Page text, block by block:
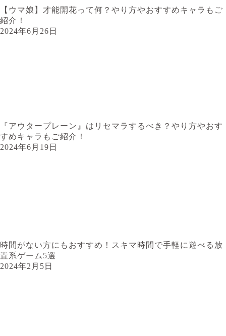
【ウマ娘】才能開花って何？やり方やおすすめキャラもご
紹介！
2024年6月26日
『アウタープレーン』はリセマラするべき？やり方やおす
すめキャラもご紹介！
2024年6月19日
時間がない方にもおすすめ！スキマ時間で手軽に遊べる放
置系ゲーム5選
2024年2月5日